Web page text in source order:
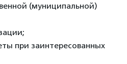
(муниципальной)
при заинтересованных